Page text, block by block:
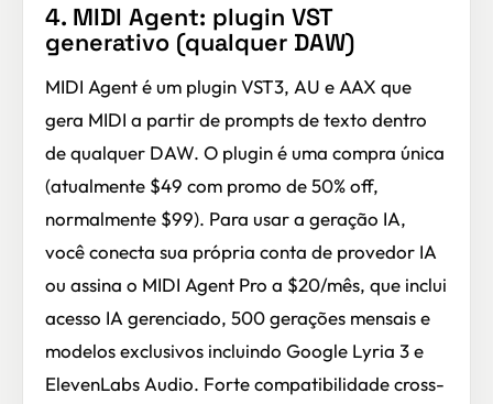
4. MIDI Agent: plugin VST
generativo (qualquer DAW)
MIDI Agent é um plugin VST3, AU e AAX que
gera MIDI a partir de prompts de texto dentro
de qualquer DAW. O plugin é uma compra única
(atualmente $49 com promo de 50% off,
normalmente $99). Para usar a geração IA,
você conecta sua própria conta de provedor IA
ou assina o MIDI Agent Pro a $20/mês, que inclui
acesso IA gerenciado, 500 gerações mensais e
modelos exclusivos incluindo Google Lyria 3 e
ElevenLabs Audio. Forte compatibilidade cross-